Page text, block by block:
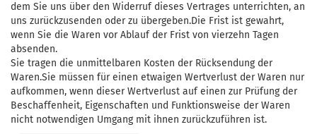
dem Sie uns über den Widerruf dieses Vertrages unterrichten, an
uns zurückzusenden oder zu übergeben.Die Frist ist gewahrt,
wenn Sie die Waren vor Ablauf der Frist von vierzehn Tagen
absenden.
Sie tragen die unmittelbaren Kosten der Rücksendung der
Waren.Sie müssen für einen etwaigen Wertverlust der Waren nur
aufkommen, wenn dieser Wertverlust auf einen zur Prüfung der
Beschaffenheit, Eigenschaften und Funktionsweise der Waren
nicht notwendigen Umgang mit ihnen zurückzuführen ist.